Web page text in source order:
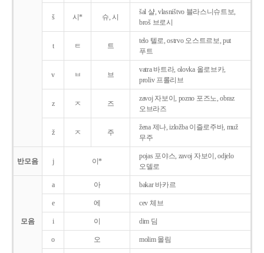
š 시* 슈, 시
šal 샬, vlasništvo 블라스니슈트보,
broš 브로시
t ㅌ 트
telo 텔로, ostrvo 오스트르보, put
푸트
v ㅂ 브
vatra 바트라, olovka 올로브카,
proliv 프롤리브
z ㅈ 즈
zavoj 자보이, pozno 포즈노, obraz
오브라즈
ž ㅈ 주
žena 제나, izložba 이즐로주바, muž
무주
반모음 j 이*
pojas 포야스, zavoj 자보이, odjelo
오델로
모음
a 아 bakar 바카르
e 에 cev 체브
i 이 dim 딤
o 오 molim 몰림